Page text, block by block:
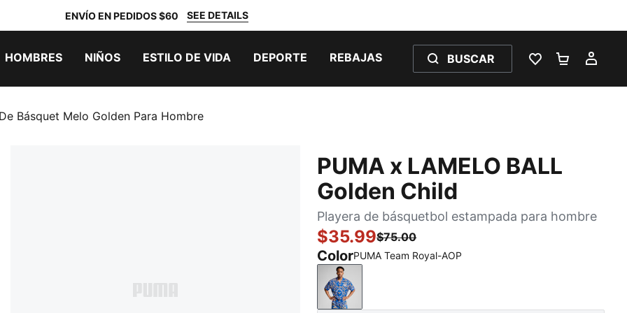
ENVÍO EN PEDIDOS $60 SEE DETAILS
HOMBRES NIÑOS ESTILO DE VIDA DEPORTE REBAJAS BUSCAR
LISTA DE
Básquet Melo Golden Para Hombre
PUMA x LAMELO BALL
Golden Child
Playera de básquetbol estampada para hombre
$35.99$75.00
ColorPUMA Team Royal-AOP
PUMA Team Royal-AOP